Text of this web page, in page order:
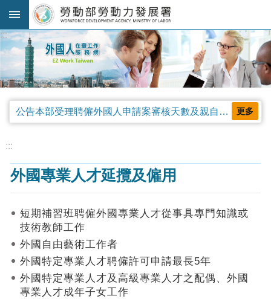
跳到主要內容區塊
進
階
搜
尋
規
公
告
及
釋
查
作
:::
公告本部受理聘僱外國人申請案審核天數及親自領件相關事項，並自中華民國115年4月13日生效。 更多
:::
外國專業人才延攬及僱用
短期補習班聘僱外國專業人才從事具專門知識或
技術教師工作
外國自由藝術工作者
外國特定專業人才聘僱許可申請最長5年
外國特定專業人才及高級專業人才之配偶、外國
專業人才成年子女工作